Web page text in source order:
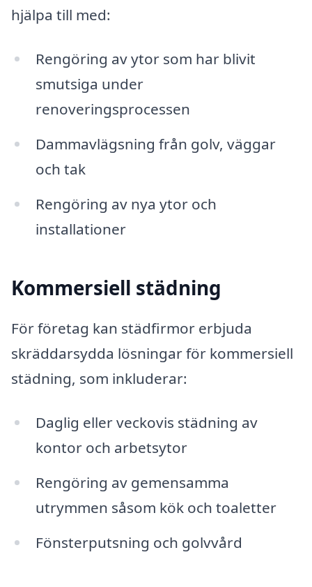
hjälpa till med:
Rengöring av ytor som har blivit
smutsiga under
renoveringsprocessen
Dammavlägsning från golv, väggar
och tak
Rengöring av nya ytor och
installationer
Kommersiell städning
För företag kan städfirmor erbjuda
skräddarsydda lösningar för kommersiell
städning, som inkluderar:
Daglig eller veckovis städning av
kontor och arbetsytor
Rengöring av gemensamma
utrymmen såsom kök och toaletter
Fönsterputsning och golvvård